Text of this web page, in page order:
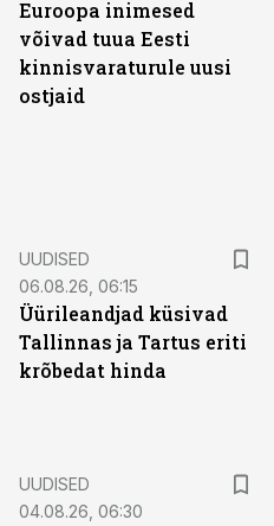
Euroopa inimesed
võivad tuua Eesti
kinnisvaraturule uusi
ostjaid
UUDISED
06.08.26, 06:15
Üürileandjad küsivad
Tallinnas ja Tartus eriti
krõbedat hinda
UUDISED
04.08.26, 06:30